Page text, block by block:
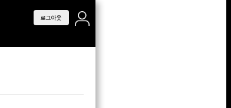
로그아웃